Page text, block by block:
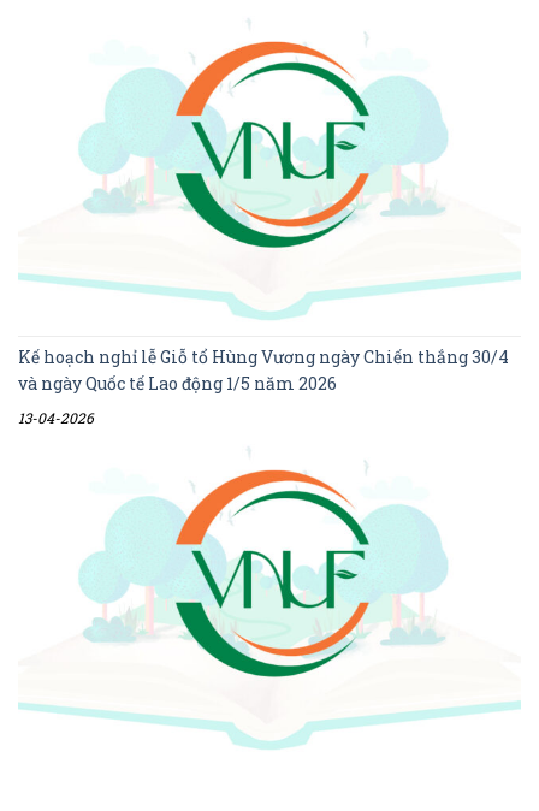
Kế hoạch nghỉ lễ Giỗ tổ Hùng Vương ngày Chiến thắng 30/4
và ngày Quốc tế Lao động 1/5 năm 2026
13-04-2026